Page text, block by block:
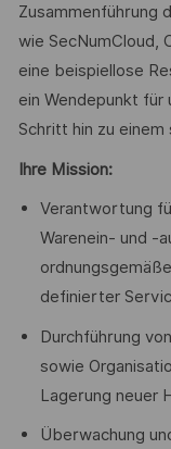
Zusammenführung
wie SecNumCloud,
eine beispiellose
ein Wendepunkt für
Schritt hin zu einem
Ihre Mission:
Verantwortung
Warenein- und -
definierter
Durchführung
sowie
Lagerung neuer
Überwachung